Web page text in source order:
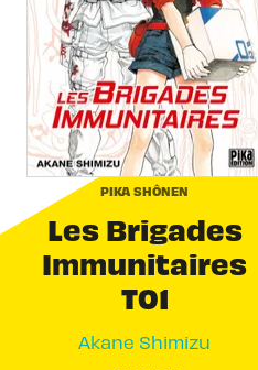
PIKA SHÔNEN
Les Brigades
Immunitaires
T01
Akane Shimizu